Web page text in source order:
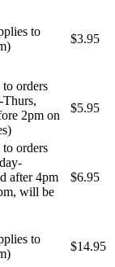
to
$3.95
orders
2pm on
$5.95
orders
after 4pm
will be
$6.95
to
$14.95